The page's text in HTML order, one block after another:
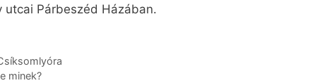
Párbeszéd Házában.
minek?